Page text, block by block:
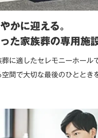
かに迎える。
た家族葬の専用施設
に適したセレモニーホール
空間で大切な最後のひととき